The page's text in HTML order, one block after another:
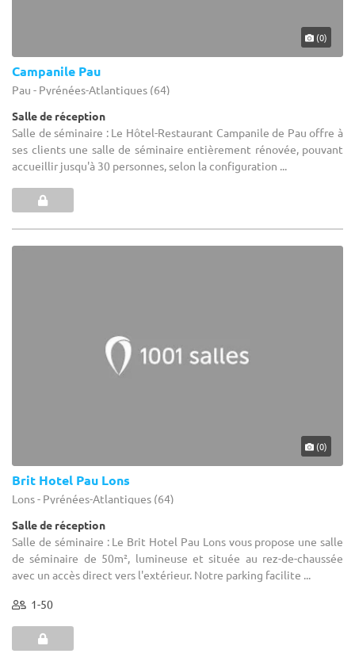
(0)
Campanile Pau
Pau - Pyrénées-Atlantiques (64)
Salle de réception
Salle de séminaire : Le Hôtel-Restaurant Campanile de Pau offre à
ses clients une salle de séminaire entièrement rénovée, pouvant
accueillir jusqu'à 30 personnes, selon la configuration ...
(0)
Brit Hotel Pau Lons
Lons - Pyrénées-Atlantiques (64)
Salle de réception
Salle de séminaire : Le Brit Hotel Pau Lons vous propose une salle
de séminaire de 50m², lumineuse et située au rez-de-chaussée
avec un accès direct vers l'extérieur. Notre parking facilite ...
1-50